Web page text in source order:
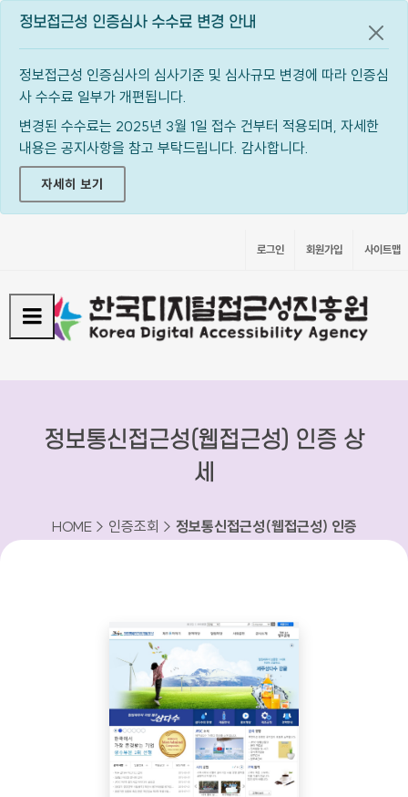
정보접근성 인증심사 수수료 변경 안내
정보접근성 인증심사의 심사기준 및 심사규모 변경에 따라 인증심
사 수수료 일부가 개편됩니다.
변경된 수수료는 2025년 3월 1일 접수 건부터 적용되며, 자세한
내용은 공지사항을 참고 부탁드립니다. 감사합니다.
자세히 보기
공지
로그인 회원가입 사이트맵
정보통신접근성(웹접근성) 인증 상
세
HOME > 인증조회 > 정보통신접근성(웹접근성) 인증